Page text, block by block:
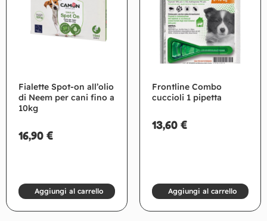
Fialette Spot-on all’olio
di Neem per cani fino a
10kg
16,90 €
Aggiungi al carrello
Frontline Combo
cuccioli 1 pipetta
13,60 €
Aggiungi al carrello